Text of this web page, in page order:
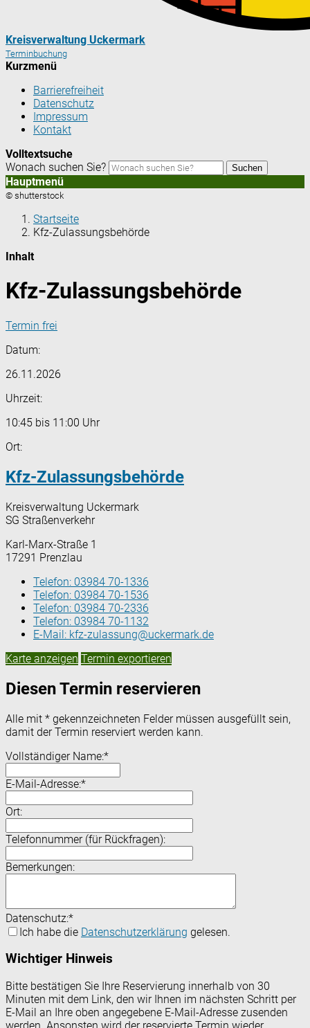
Kreisverwaltung Uckermark
Terminbuchung
Kurzmenü
Barrierefreiheit
Datenschutz
Impressum
Kontakt
Volltextsuche
Wonach suchen Sie?
Suchen
Hauptmenü
© shutterstock
Startseite
Kfz-Zulassungsbehörde
Inhalt
Kfz-Zulassungsbehörde
Termin frei
Datum:
26.11.2026
Uhrzeit:
10:45 bis 11:00 Uhr
Ort:
Kfz-Zulassungsbehörde
Kreisverwaltung Uckermark
SG Straßenverkehr
Karl-Marx-Straße 1
17291 Prenzlau
Telefon: 03984 70-1336
Telefon: 03984 70-1536
Telefon: 03984 70-2336
Telefon: 03984 70-1132
E-Mail: kfz-zulassung@uckermark.de
Karte anzeigen Termin exportieren
Diesen Termin reservieren
Alle mit * gekennzeichneten Felder müssen ausgefüllt sein,
damit der Termin reserviert werden kann.
Vollständiger Name:*
E-Mail-Adresse:*
Ort:
Telefonnummer (für Rückfragen):
Bemerkungen:
Datenschutz:*
Ich habe die Datenschutzerklärung gelesen.
Wichtiger Hinweis
Bitte bestätigen Sie Ihre Reservierung innerhalb von 30
Minuten mit dem Link, den wir Ihnen im nächsten Schritt per
E-Mail an Ihre oben angegebene E-Mail-Adresse zusenden